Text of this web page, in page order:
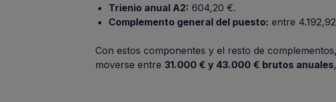
Trienio anual A2: 604,20 €.
Complemento general del puesto: entre
Con estos componentes y el resto de
moverse entre 31.000 € y 43.000 € brutos anuales